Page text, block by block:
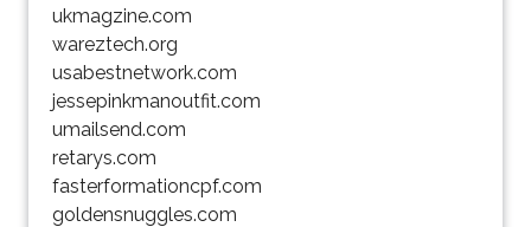
ukmagzine.com
wareztech.org
usabestnetwork.com
jessepinkmanoutfit.com
umailsend.com
retarys.com
fasterformationcpf.com
goldensnuggles.com